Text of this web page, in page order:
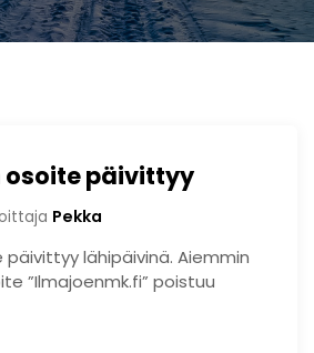
osoite päivittyy
Pekka
päivittyy lähipäivinä. Aiemmin
”Ilmajoenmk.fi” poistuu